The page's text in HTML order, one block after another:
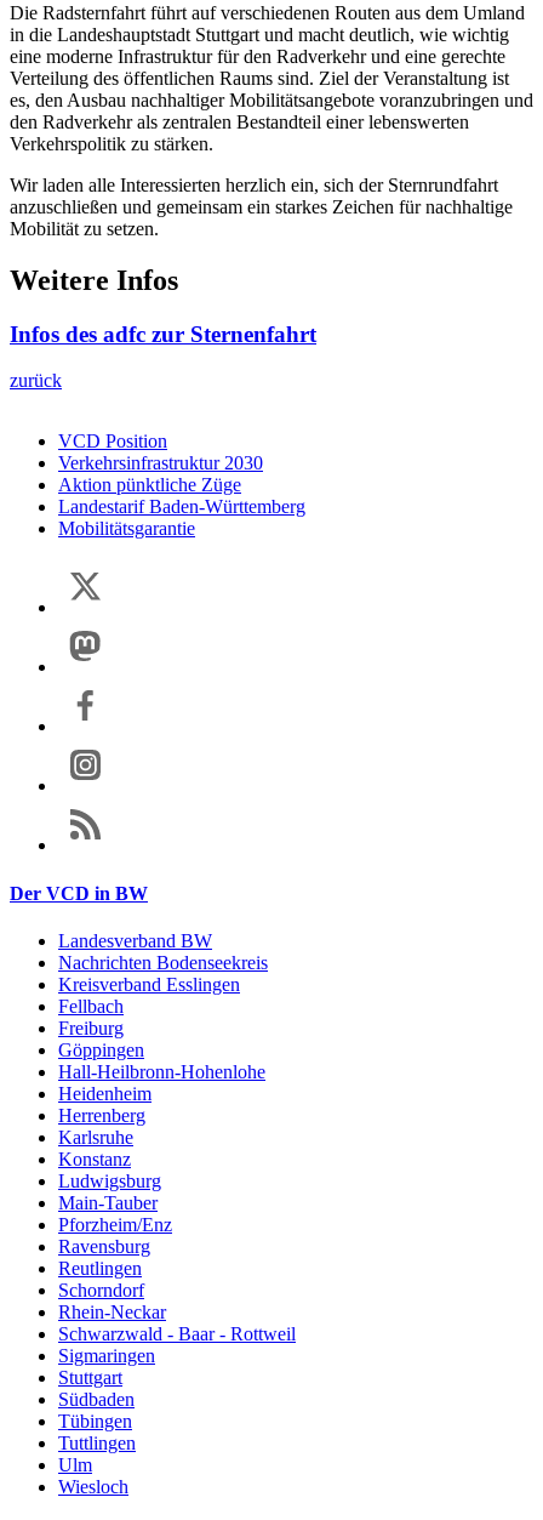
Die Radsternfahrt führt auf verschiedenen Routen aus dem Umland
in die Landeshauptstadt Stuttgart und macht deutlich, wie wichtig
eine moderne Infrastruktur für den Radverkehr und eine gerechte
Verteilung des öffentlichen Raums sind. Ziel der Veranstaltung ist
es, den Ausbau nachhaltiger Mobilitätsangebote voranzubringen und
den Radverkehr als zentralen Bestandteil einer lebenswerten
Verkehrspolitik zu stärken.
Wir laden alle Interessierten herzlich ein, sich der Sternrundfahrt
anzuschließen und gemeinsam ein starkes Zeichen für nachhaltige
Mobilität zu setzen.
Weitere Infos
Infos des adfc zur Sternenfahrt
zurück
VCD Position
Verkehrsinfrastruktur 2030
Aktion pünktliche Züge
Landestarif Baden-Württemberg
Mobilitätsgarantie
Der VCD in BW
Landesverband BW
Nachrichten Bodenseekreis
Kreisverband Esslingen
Fellbach
Freiburg
Göppingen
Hall-Heilbronn-Hohenlohe
Heidenheim
Herrenberg
Karlsruhe
Konstanz
Ludwigsburg
Main-Tauber
Pforzheim/Enz
Ravensburg
Reutlingen
Schorndorf
Rhein-Neckar
Schwarzwald - Baar - Rottweil
Sigmaringen
Stuttgart
Südbaden
Tübingen
Tuttlingen
Ulm
Wiesloch